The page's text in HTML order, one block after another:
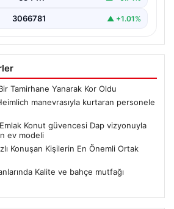
3066781 ▲ +1.01%
Tamirhane Yanarak Kor Oldu
manevrasıyla kurtaran personele
Emlak Konut güvencesi Dap vizyonuyla
ev modeli
Konuşan Kişilerin En Önemli Ortak
Kalite ve bahçe mutfağı